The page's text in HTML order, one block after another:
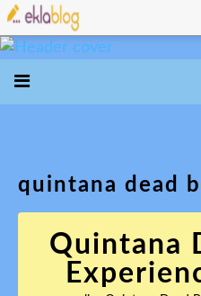
quintana dead
Quintana